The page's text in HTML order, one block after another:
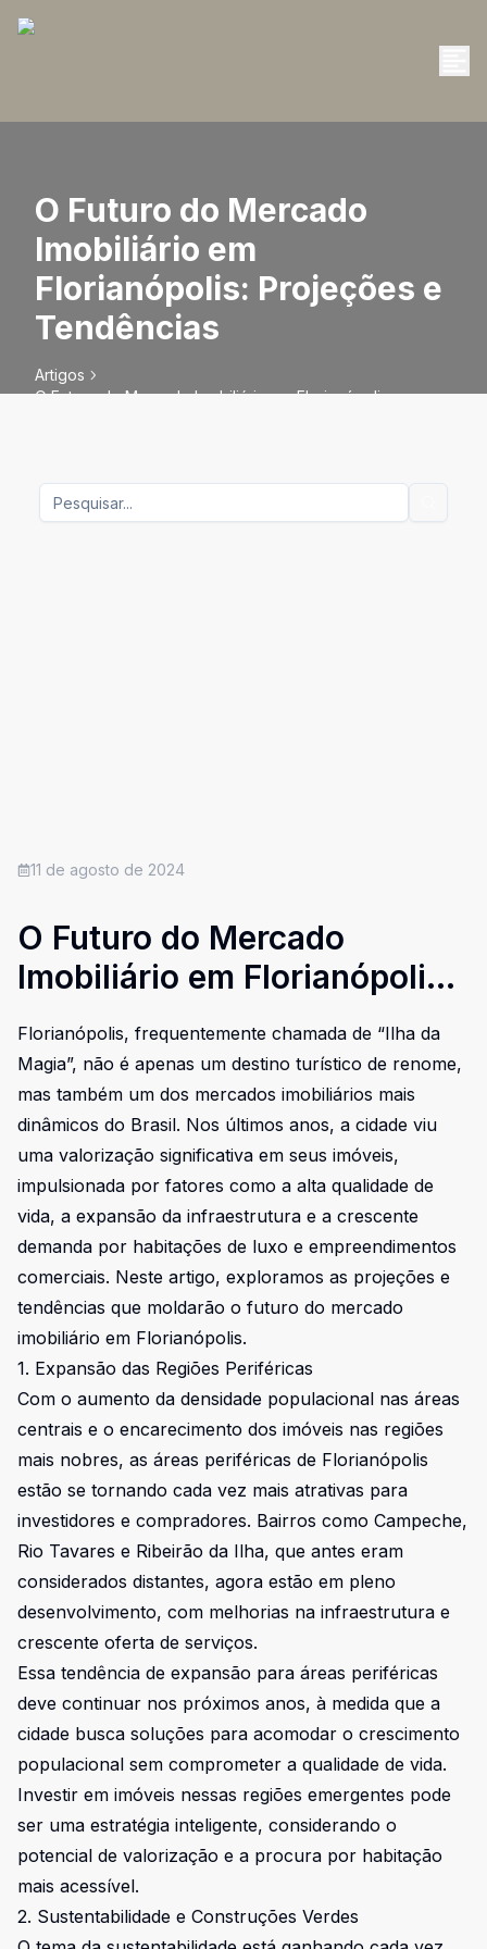
O Futuro do Mercado
Imobiliário em
Florianópolis: Projeções e
Tendências
Artigos
O Futuro do Mercado Imobiliário em Florianópolis:
11 de agosto de 2024
O Futuro do Mercado
Imobiliário em Florianópolis:
Projeções e Tendências
Florianópolis, frequentemente chamada de “Ilha da
Magia”, não é apenas um destino turístico de renome,
mas também um dos mercados imobiliários mais
dinâmicos do Brasil. Nos últimos anos, a cidade viu
uma valorização significativa em seus imóveis,
impulsionada por fatores como a alta qualidade de
vida, a expansão da infraestrutura e a crescente
demanda por habitações de luxo e empreendimentos
comerciais. Neste artigo, exploramos as projeções e
tendências que moldarão o futuro do mercado
imobiliário em Florianópolis.
1. Expansão das Regiões Periféricas
Com o aumento da densidade populacional nas áreas
centrais e o encarecimento dos imóveis nas regiões
mais nobres, as áreas periféricas de Florianópolis
estão se tornando cada vez mais atrativas para
investidores e compradores. Bairros como Campeche,
Rio Tavares e Ribeirão da Ilha, que antes eram
considerados distantes, agora estão em pleno
desenvolvimento, com melhorias na infraestrutura e
crescente oferta de serviços.
Essa tendência de expansão para áreas periféricas
deve continuar nos próximos anos, à medida que a
cidade busca soluções para acomodar o crescimento
populacional sem comprometer a qualidade de vida.
Investir em imóveis nessas regiões emergentes pode
ser uma estratégia inteligente, considerando o
potencial de valorização e a procura por habitação
mais acessível.
2. Sustentabilidade e Construções Verdes